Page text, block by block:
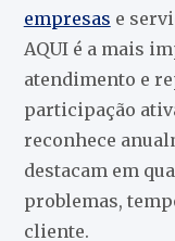
empresas e
AQUI é a mais
atendimento e
participação
reconhece
destacam em
problemas,
cliente.